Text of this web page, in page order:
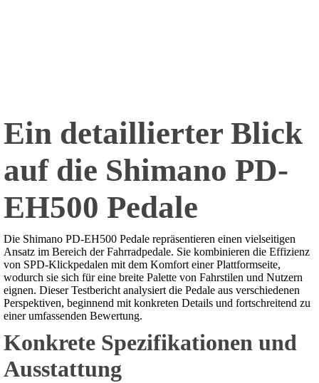
Ein detaillierter Blick
auf die Shimano PD-
EH500 Pedale
Die Shimano PD-EH500 Pedale repräsentieren einen vielseitigen
Ansatz im Bereich der Fahrradpedale. Sie kombinieren die Effizienz
von SPD-Klickpedalen mit dem Komfort einer Plattformseite,
wodurch sie sich für eine breite Palette von Fahrstilen und Nutzern
eignen. Dieser Testbericht analysiert die Pedale aus verschiedenen
Perspektiven, beginnend mit konkreten Details und fortschreitend zu
einer umfassenden Bewertung.
Konkrete Spezifikationen und
Ausstattung